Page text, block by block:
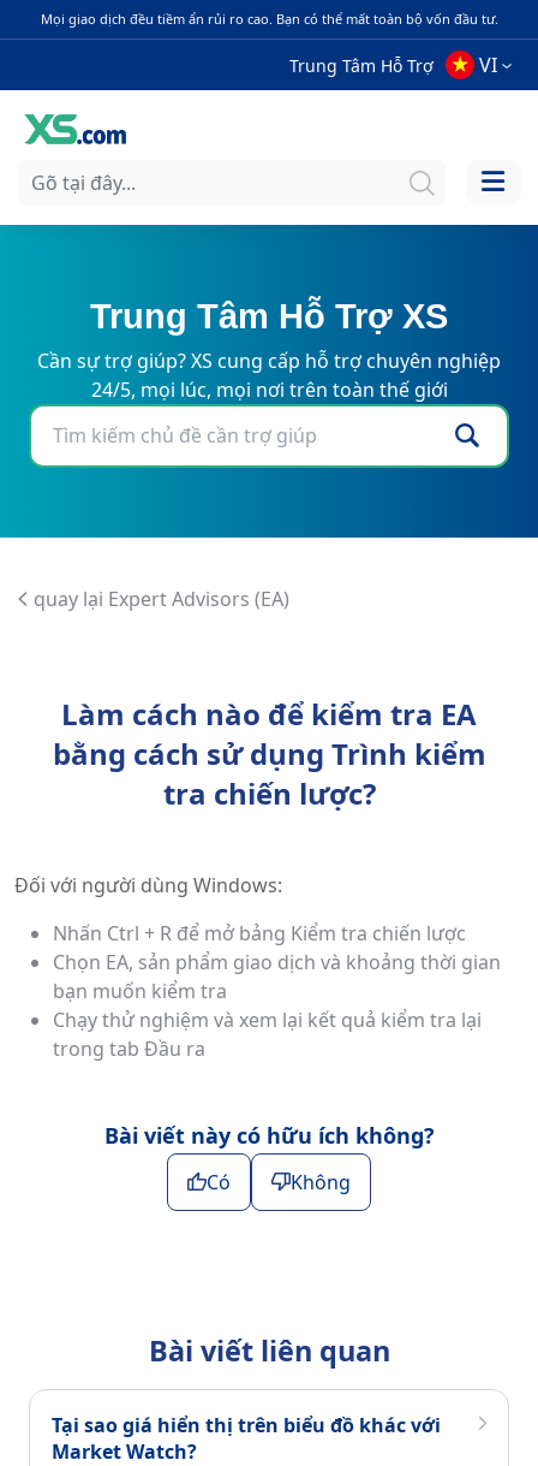
Mọi giao dịch đều tiềm ẩn rủi ro cao. Bạn có thể mất toàn bộ vốn đầu tư.
Trung Tâm Hỗ Trợ VI
Trung Tâm Hỗ Trợ XS
Cần sự trợ giúp? XS cung cấp hỗ trợ chuyên nghiệp
24/5, mọi lúc, mọi nơi trên toàn thế giới
quay lại Expert Advisors (EA)
Làm cách nào để kiểm tra EA
bằng cách sử dụng Trình kiểm
tra chiến lược?
Đối với người dùng Windows:
Nhấn Ctrl + R để mở bảng Kiểm tra chiến lược
Chọn EA, sản phẩm giao dịch và khoảng thời gian
bạn muốn kiểm tra
Chạy thử nghiệm và xem lại kết quả kiểm tra lại
trong tab Đầu ra
Bài viết này có hữu ích không?
Có Không
Bài viết liên quan
Tại sao giá hiển thị trên biểu đồ khác với
Market Watch?